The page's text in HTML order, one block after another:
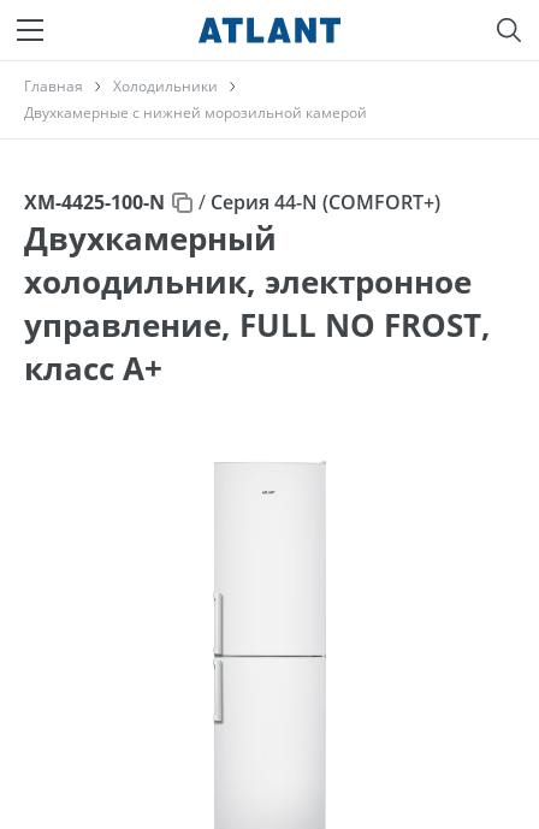
Главная
Холодильники
Двухкамерные с нижней морозильной камерой
ХМ-4425-100-N / Серия 44-N (COMFORT+)
Двухкамерный
холодильник, электронное
управление, FULL NO FROST,
класс A+